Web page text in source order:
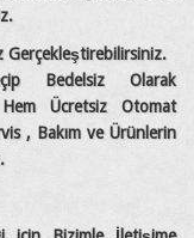
Gerçekleştirebilirsiniz.
Bedelsiz Olarak
Hem Ücretsiz Otomat
, Bakım ve Ürünlerin